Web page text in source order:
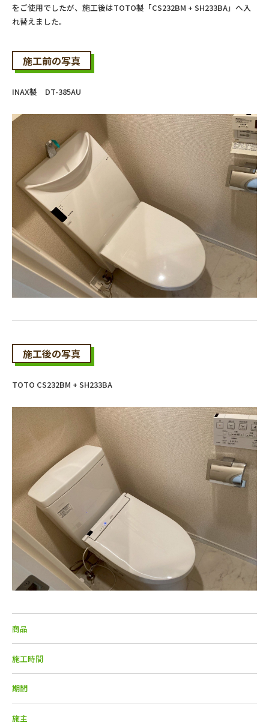
をご使用でしたが、施工後はTOTO製「CS232BM + SH233BA」へ入
れ替えました。
施工前の写真
INAX製 DT-385AU
施工後の写真
TOTO CS232BM + SH233BA
商品
施工時間
期間
施主